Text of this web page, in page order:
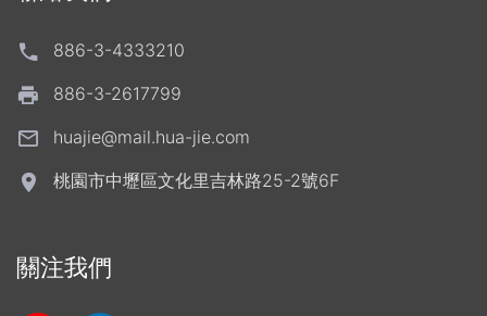
886-3-4333210
886-3-2617799
huajie@mail.hua-jie.com
桃園市中壢區文化里吉林路25-2號6F
關注我們